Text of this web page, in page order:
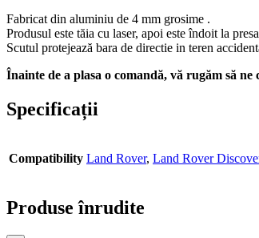
Fabricat din aluminiu de 4 mm grosime .
Produsul este tăia cu laser, apoi este îndoit la
Scutul protejează bara de directie in teren
Înainte de a plasa o comandă, vă rugăm să
Specificații
Compatibility Land Rover, Land Rover
Produse înrudite